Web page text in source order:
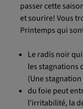
passer cette
et sourire! Vous
Printemps qui
Le radis noir
les stagnations
(Une
du foie peut
l'irritabilité, la